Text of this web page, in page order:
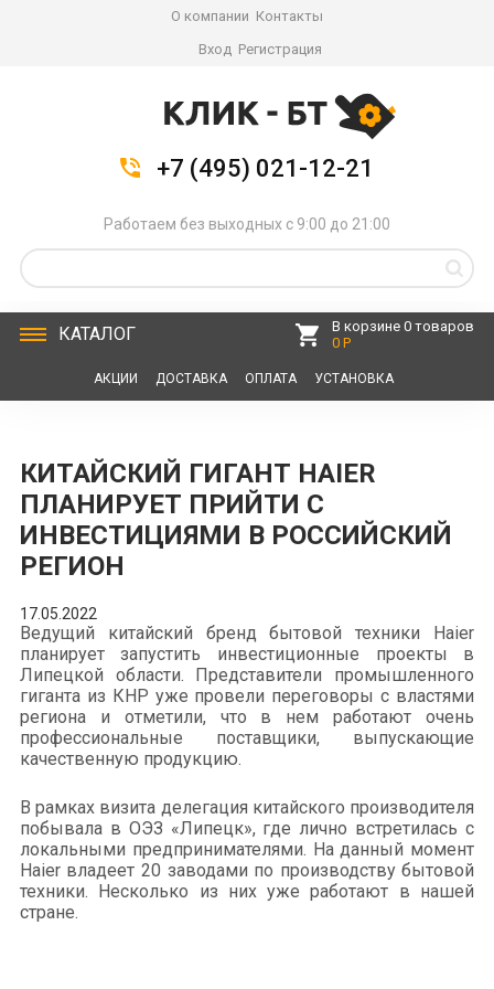
О компании Контакты
Вход Регистрация
+7 (495) 021-12-21
Работаем без выходных с 9:00 до 21:00
КАТАЛОГ
В корзине 0 товаров
0 Р
АКЦИИ ДОСТАВКА ОПЛАТА УСТАНОВКА
КИТАЙСКИЙ ГИГАНТ HAIER
ПЛАНИРУЕТ ПРИЙТИ С
ИНВЕСТИЦИЯМИ В РОССИЙСКИЙ
РЕГИОН
17.05.2022
Ведущий китайский бренд бытовой техники Haier
планирует запустить инвестиционные проекты в
Липецкой области. Представители промышленного
гиганта из КНР уже провели переговоры с властями
региона и отметили, что в нем работают очень
профессиональные поставщики, выпускающие
качественную продукцию.
В рамках визита делегация китайского производителя
побывала в ОЭЗ «Липецк», где лично встретилась с
локальными предпринимателями. На данный момент
Haier владеет 20 заводами по производству бытовой
техники. Несколько из них уже работают в нашей
стране.